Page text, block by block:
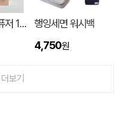
센트라도 디퓨저 150ml
행잉세면 워시백
4,750원
보기
자기레인보우)
스탠다드 에코백 (350x100x370mm)